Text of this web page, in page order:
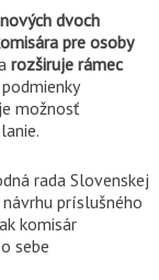
dvoch
pre osoby
rozširuje rámec
možnosť
rada Slovenskej
príslušného
komisár
sebe